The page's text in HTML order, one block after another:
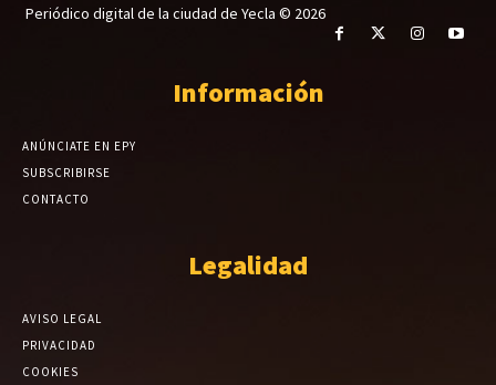
Periódico digital de la ciudad de Yecla © 2026
Información
ANÚNCIATE EN EPY
SUBSCRIBIRSE
CONTACTO
Legalidad
AVISO LEGAL
PRIVACIDAD
COOKIES